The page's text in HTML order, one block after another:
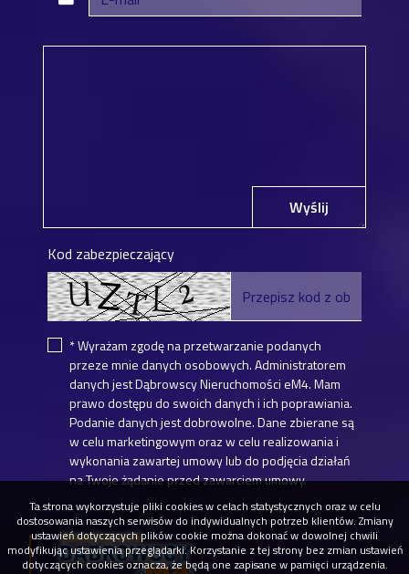
Wyślij
Kod zabezpieczający
* Wyrażam zgodę na przetwarzanie podanych
przeze mnie danych osobowych. Administratorem
danych jest Dąbrowscy Nieruchomości eM4. Mam
prawo dostępu do swoich danych i ich poprawiania.
Podanie danych jest dobrowolne. Dane zbierane są
w celu marketingowym oraz w celu realizowania i
wykonania zawartej umowy lub do podjęcia działań
na Twoje żądanie przed zawarciem umowy.
Ta strona wykorzystuje pliki cookies w celach statystycznych oraz w celu
dostosowania naszych serwisów do indywidualnych potrzeb klientów. Zmiany
ustawień dotyczących plików cookie można dokonać w dowolnej chwili
modyfikując ustawienia przeglądarki. Korzystanie z tej strony bez zmian ustawień
dotyczących cookies oznacza, że będą one zapisane w pamięci urządzenia.